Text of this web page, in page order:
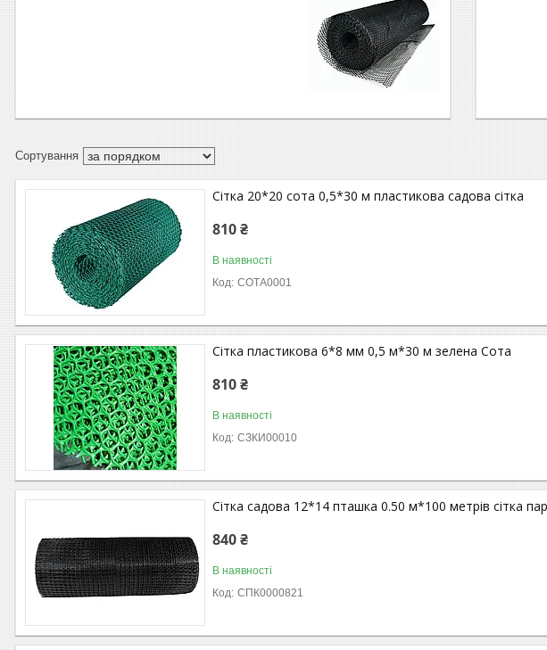
Сітка 20*20 сота 0,5*30 м пластикова садова сітка
810 ₴
В наявності
СОТА0001
Сітка пластикова 6*8 мм 0,5 м*30 м зелена Сота
810 ₴
В наявності
СЗКИ00010
Сітка садова 12*14 пташка 0.50 м*100 метрів сітка
840 ₴
В наявності
СПК0000821